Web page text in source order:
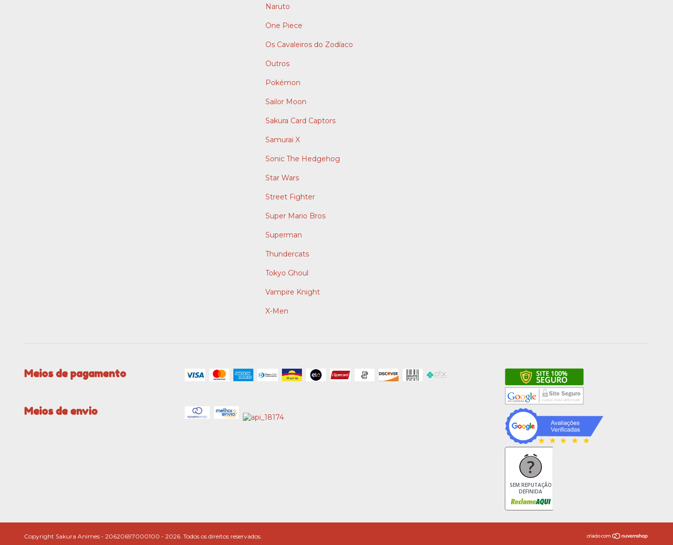
Naruto
One Piece
Os Cavaleiros do Zodíaco
Outros
Pokémon
Sailor Moon
Sakura Card Captors
Samurai X
Sonic The Hedgehog
Star Wars
Street Fighter
Super Mario Bros
Superman
Thundercats
Tokyo Ghoul
Vampire Knight
X-Men
Meios de pagamento
Meios de envio
SEM REPUTAÇÃO
DEFINIDA
Copyright Sakura Animes - 20620697000100 - 2026. Todos os direitos reservados.